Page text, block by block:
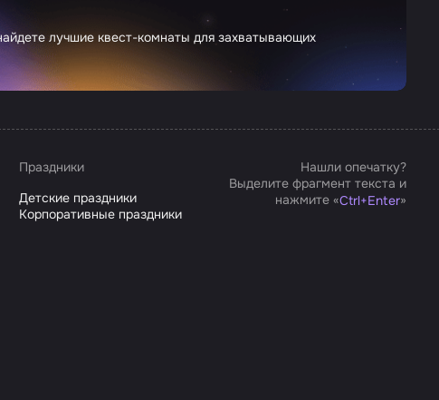
лучшие квест-комнаты для захватывающих
Праздники
Детские праздники
Корпоративные праздники
Нашли опечатку?
Выделите фрагмент текста и
нажмите «Ctrl+Enter»